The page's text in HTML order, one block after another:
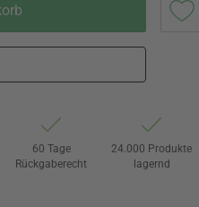
60 Tage
Rückgaberecht
24.000 Produkte
lagernd